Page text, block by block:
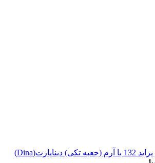
جلو پنجره نوک مدادی پراید 132 با آرم (جعبه تکی) دیناپارت(Dina)